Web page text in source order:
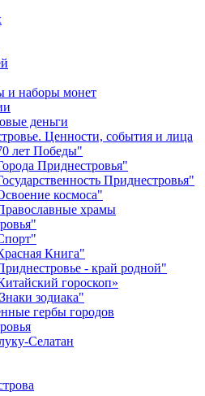
и наборы монет
деньги
Ценности, события и лица
лет Победы"
Приднестровья"
Приднестровья"
космоса"
храмы
Книга"
- край родной"
гороскоп»
зодиака"
гербы городов
Селатан